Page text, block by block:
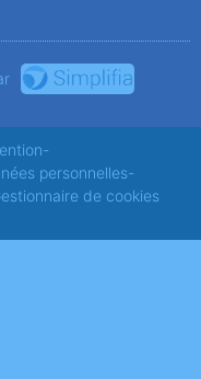
-
personnelles-
de cookies